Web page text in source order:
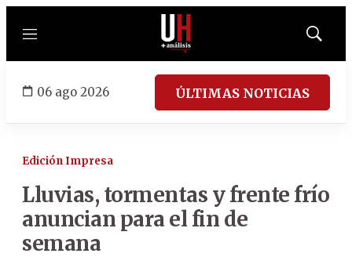
Menú
Mostrar
06 ago 2026 ÚLTIMAS NOTICIAS
Edición Impresa
Lluvias, tormentas y frente frío
anuncian para el fin de
semana